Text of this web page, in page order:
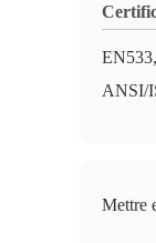
ANSI/
Mettre